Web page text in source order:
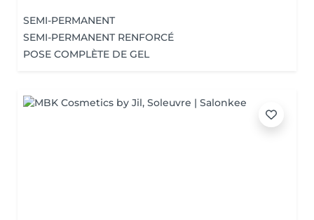
SEMI-PERMANENT
SEMI-PERMANENT RENFORCÉ
POSE COMPLÈTE DE GEL